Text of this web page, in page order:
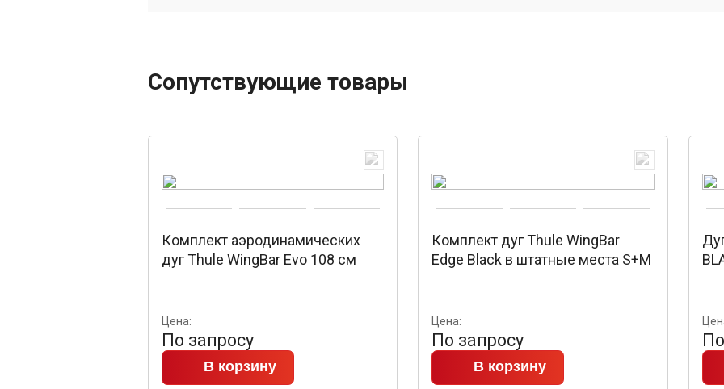
Сопутствующие товары
Комплект аэродинамических
дуг Thule WingBar Evo 108 см
Цена:
По запросу
В корзину
Комплект дуг Thule WingBar
Edge Black в штатные места S+M
Цена:
По запросу
В корзину